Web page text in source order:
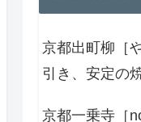
京都出町柳［
引き、安定の
京都一乗寺［